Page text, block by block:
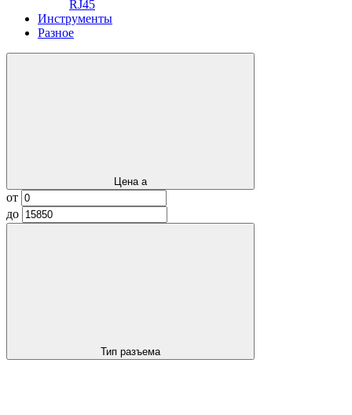
RJ45
Инструменты
Разное
Цена a
от
до
Тип разъема